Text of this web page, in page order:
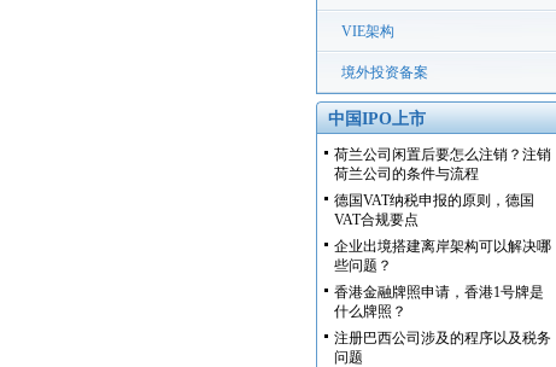
VIE架构
境外投资备案
中国IPO上市
荷兰公司闲置后要怎么注销？注销
荷兰公司的条件与流程
德国VAT纳税申报的原则，德国
VAT合规要点
企业出境搭建离岸架构可以解决哪
些问题？
香港金融牌照申请，香港1号牌是
什么牌照？
注册巴西公司涉及的程序以及税务
问题